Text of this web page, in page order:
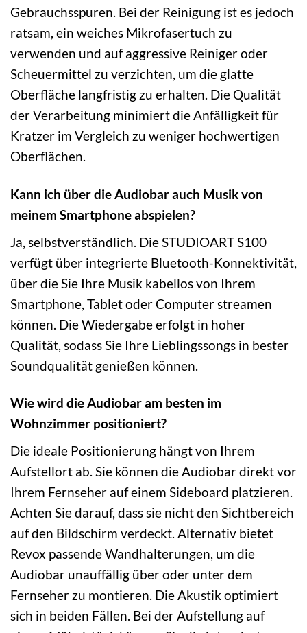
Gebrauchsspuren. Bei der Reinigung ist es jedoch
ratsam, ein weiches Mikrofasertuch zu
verwenden und auf aggressive Reiniger oder
Scheuermittel zu verzichten, um die glatte
Oberfläche langfristig zu erhalten. Die Qualität
der Verarbeitung minimiert die Anfälligkeit für
Kratzer im Vergleich zu weniger hochwertigen
Oberflächen.
Kann ich über die Audiobar auch Musik von
meinem Smartphone abspielen?
Ja, selbstverständlich. Die STUDIOART S100
verfügt über integrierte Bluetooth-Konnektivität,
über die Sie Ihre Musik kabellos von Ihrem
Smartphone, Tablet oder Computer streamen
können. Die Wiedergabe erfolgt in hoher
Qualität, sodass Sie Ihre Lieblingssongs in bester
Soundqualität genießen können.
Wie wird die Audiobar am besten im
Wohnzimmer positioniert?
Die ideale Positionierung hängt von Ihrem
Aufstellort ab. Sie können die Audiobar direkt vor
Ihrem Fernseher auf einem Sideboard platzieren.
Achten Sie darauf, dass sie nicht den Sichtbereich
auf den Bildschirm verdeckt. Alternativ bietet
Revox passende Wandhalterungen, um die
Audiobar unauffällig über oder unter dem
Fernseher zu montieren. Die Akustik optimiert
sich in beiden Fällen. Bei der Aufstellung auf